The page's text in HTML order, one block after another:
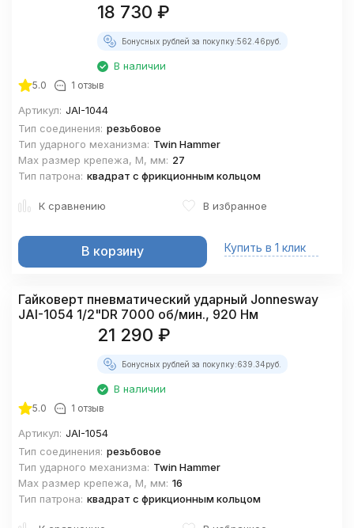
18 730 ₽
Бонусных рублей за покупку:562.46руб.
В наличии
5.0 1 отзыв
Артикул: JAI-1044
Тип соединения: резьбовое
Тип ударного механизма: Twin Hammer
Max размер крепежа, М, мм: 27
Тип патрона: квадрат с фрикционным кольцом
К сравнению В избранное
В корзину Купить в 1 клик
Гайковерт пневматический ударный Jonnesway
JAI-1054 1/2"DR 7000 об/мин., 920 Нм
21 290 ₽
Бонусных рублей за покупку:639.34руб.
В наличии
5.0 1 отзыв
Артикул: JAI-1054
Тип соединения: резьбовое
Тип ударного механизма: Twin Hammer
Max размер крепежа, М, мм: 16
Тип патрона: квадрат с фрикционным кольцом